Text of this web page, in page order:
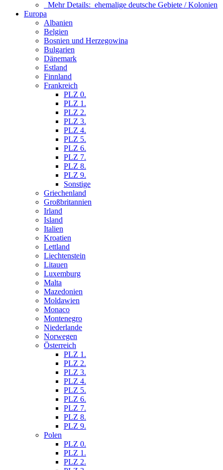
Mehr Details: ehemalige deutsche Gebiete / Kolonien
Europa
Albanien
Belgien
Bosnien und Herzegowina
Bulgarien
Dänemark
Estland
Finnland
Frankreich
PLZ 0.
PLZ 1.
PLZ 2.
PLZ 3.
PLZ 4.
PLZ 5.
PLZ 6.
PLZ 7.
PLZ 8.
PLZ 9.
Sonstige
Griechenland
Großbritannien
Irland
Island
Italien
Kroatien
Lettland
Liechtenstein
Litauen
Luxemburg
Malta
Mazedonien
Moldawien
Monaco
Montenegro
Niederlande
Norwegen
Österreich
PLZ 1.
PLZ 2.
PLZ 3.
PLZ 4.
PLZ 5.
PLZ 6.
PLZ 7.
PLZ 8.
PLZ 9.
Polen
PLZ 0.
PLZ 1.
PLZ 2.